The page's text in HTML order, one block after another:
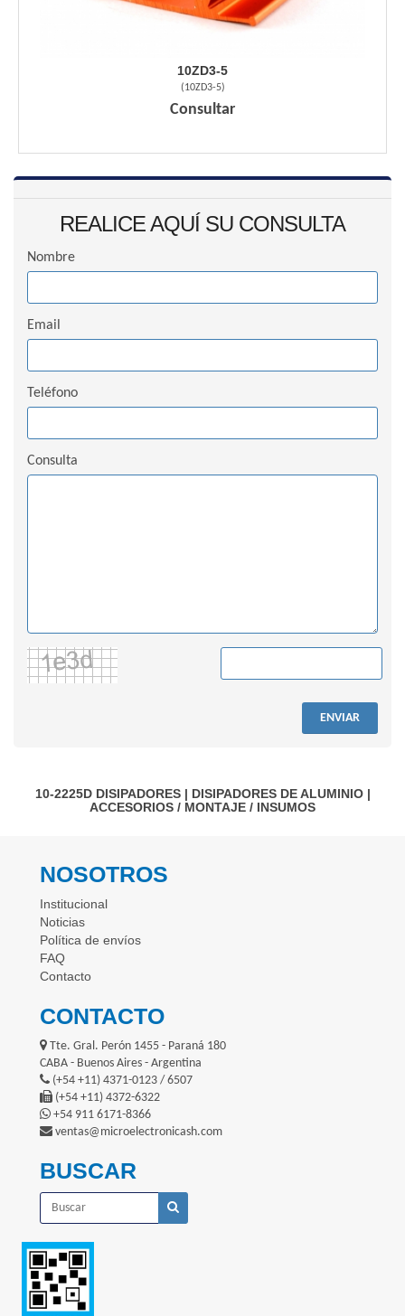
10ZD3-5
(10ZD3-5)
Consultar
REALICE AQUÍ SU CONSULTA
Nombre
Email
Teléfono
Consulta
ENVIAR
10-2225D DISIPADORES| DISIPADORES DE ALUMINIO|
ACCESORIOS / MONTAJE / INSUMOS
NOSOTROS
Institucional
Noticias
Política de envíos
FAQ
Contacto
CONTACTO
Tte. Gral. Perón 1455 - Paraná 180
CABA - Buenos Aires - Argentina
(+54 +11) 4371-0123 / 6507
(+54 +11) 4372-6322
+54 911 6171-8366
ventas@microelectronicash.com
BUSCAR